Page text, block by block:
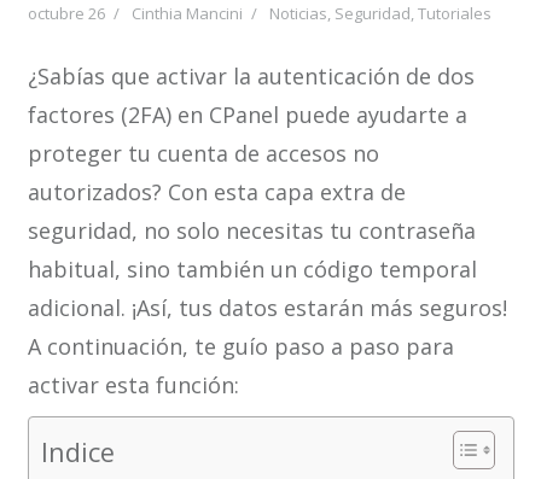
octubre 26 Cinthia Mancini Noticias, Seguridad,Tutoriales
¿Sabías que activar la autenticación de dos
factores (2FA) en CPanel puede ayudarte a
proteger tu cuenta de accesos no
autorizados? Con esta capa extra de
seguridad, no solo necesitas tu contraseña
habitual, sino también un código temporal
adicional. ¡Así, tus datos estarán más seguros!
A continuación, te guío paso a paso para
activar esta función:
Indice